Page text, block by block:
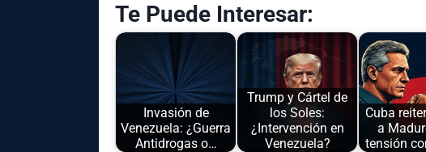
Te Puede Interesar:
Invasión de
Venezuela: ¿Guerra
Antidrogas o…
Trump y Cártel de
los Soles:
¿Intervención en
Venezuela?
Cuba
a
tensión